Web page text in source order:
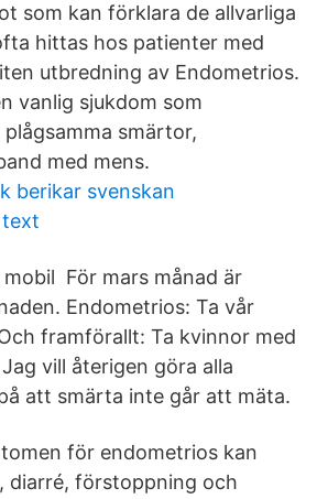
som kan förklara de allvarliga
hittas hos patienter med
utbredning av Endometrios.
vanlig sjukdom som
smärtor,
med mens.
berikar svenskan
För mars månad är
Endometrios: Ta vår
framförallt: Ta kvinnor med
vill återigen göra alla
att smärta inte går att mäta.
för endometrios kan
diarré, förstoppning och